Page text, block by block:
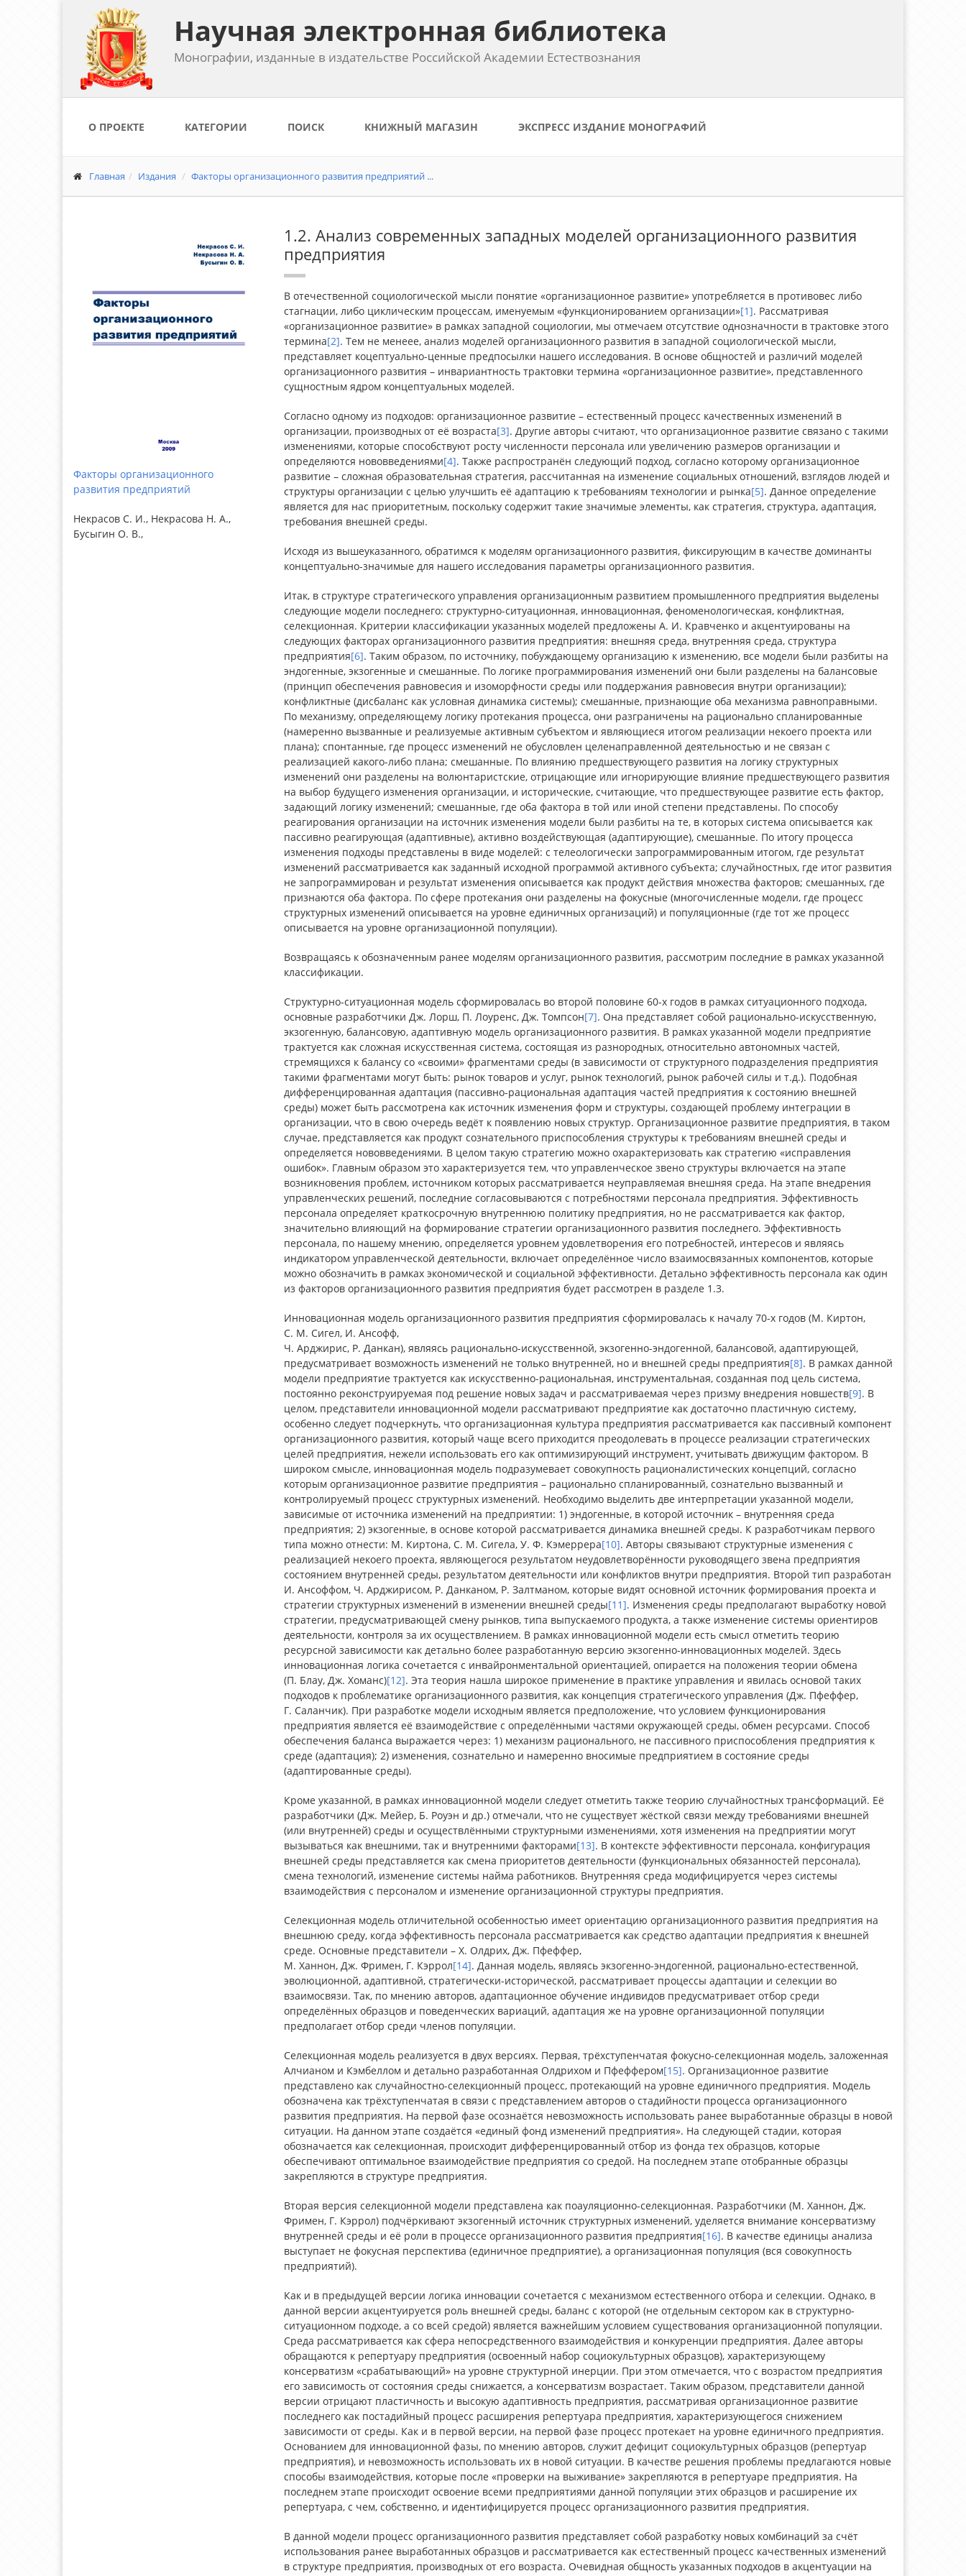
Научная электронная библиотека
Монографии, изданные в издательстве Российской Академии Естествознания
О ПРОЕКТЕ КАТЕГОРИИ ПОИСК КНИЖНЫЙ МАГАЗИН ЭКСПРЕСС ИЗДАНИЕ МОНОГРАФИЙ
Главная Издания Факторы организационного развития предприятий ...
Факторы организационного
развития предприятий
Некрасов С. И., Некрасова Н. А.,
Бусыгин О. В.,
1.2. Анализ современных западных моделей организационного развития
предприятия
В отечественной социологической мысли понятие «организационное развитие» употребляется в противовес либо
стагнации, либо циклическим процессам, именуемым «функционированием организации»[1]. Рассматривая
«организационное развитие» в рамках западной социологии, мы отмечаем отсутствие однозначности в трактовке этого
термина[2]. Тем не менеее, анализ моделей организационного развития в западной социологической мысли,
представляет коцептуально-ценные предпосылки нашего исследования. В основе общностей и различий моделей
организационного развития – инвариантность трактовки термина «организационное развитие», представленного
сущностным ядром концептуальных моделей.
Согласно одному из подходов: организационное развитие – естественный процесс качественных изменений в
организации, производных от её возраста[3]. Другие авторы считают, что организационное развитие связано с такими
изменениями, которые способствуют росту численности персонала или увеличению размеров организации и
определяются нововведениями[4]. Также распространён следующий подход, согласно которому организационное
развитие – сложная образовательная стратегия, рассчитанная на изменение социальных отношений, взглядов людей и
структуры организации с целью улучшить её адаптацию к требованиям технологии и рынка[5]. Данное определение
является для нас приоритетным, поскольку содержит такие значимые элементы, как стратегия, структура, адаптация,
требования внешней среды.
Исходя из вышеуказанного, обратимся к моделям организационного развития, фиксирующим в качестве доминанты
концептуально-значимые для нашего исследования параметры организационного развития.
Итак, в структуре стратегического управления организационным развитием промышленного предприятия выделены
следующие модели последнего: структурно-ситуационная, инновационная, феноменологическая, конфликтная,
селекционная. Критерии классификации указанных моделей предложены А. И. Кравченко и акцентуированы на
следующих факторах организационного развития предприятия: внешняя среда, внутренняя среда, структура
предприятия[6]. Таким образом, по источнику, побуждающему организацию к изменению, все модели были разбиты на
эндогенные, экзогенные и смешанные. По логике программирования изменений они были разделены на балансовые
(принцип обеспечения равновесия и изоморфности среды или поддержания равновесия внутри организации);
конфликтные (дисбаланс как условная динамика системы); смешанные, признающие оба механизма равноправными.
По механизму, определяющему логику протекания процесса, они разграничены на рационально спланированные
(намеренно вызванные и реализуемые активным субъектом и являющиеся итогом реализации некоего проекта или
плана); спонтанные, где процесс изменений не обусловлен целенаправленной деятельностью и не связан с
реализацией какого-либо плана; смешанные. По влиянию предшествующего развития на логику структурных
изменений они разделены на волюнтаристские, отрицающие или игнорирующие влияние предшествующего развития
на выбор будущего изменения организации, и исторические, считающие, что предшествующее развитие есть фактор,
задающий логику изменений; смешанные, где оба фактора в той или иной степени представлены. По способу
реагирования организации на источник изменения модели были разбиты на те, в которых система описывается как
пассивно реагирующая (адаптивные), активно воздействующая (адаптирующие), смешанные. По итогу процесса
изменения подходы представлены в виде моделей: с телеологически запрограммированным итогом, где результат
изменений рассматривается как заданный исходной программой активного субъекта; случайностных, где итог развития
не запрограммирован и результат изменения описывается как продукт действия множества факторов; смешанных, где
признаются оба фактора. По сфере протекания они разделены на фокусные (многочисленные модели, где процесс
структурных изменений описывается на уровне единичных организаций) и популяционные (где тот же процесс
описывается на уровне организационной популяции).
Возвращаясь к обозначенным ранее моделям организационного развития, рассмотрим последние в рамках указанной
классификации.
Структурно-ситуационная модель сформировалась во второй половине 60-х годов в рамках ситуационного подхода,
основные разработчики Дж. Лорш, П. Лоуренс, Дж. Томпсон[7]. Она представляет собой рационально-искусственную,
экзогенную, балансовую, адаптивную модель организационного развития. В рамках указанной модели предприятие
трактуется как сложная искусственная система, состоящая из разнородных, относительно автономных частей,
стремящихся к балансу со «своими» фрагментами среды (в зависимости от структурного подразделения предприятия
такими фрагментами могут быть: рынок товаров и услуг, рынок технологий, рынок рабочей силы и т.д.). Подобная
дифференцированная адаптация (пассивно-рациональная адаптация частей предприятия к состоянию внешней
среды) может быть рассмотрена как источник изменения форм и структуры, создающей проблему интеграции в
организации, что в свою очередь ведёт к появлению новых структур. Организационное развитие предприятия, в таком
случае, представляется как продукт сознательного приспособления структуры к требованиям внешней среды и
определяется нововведениями. В целом такую стратегию можно охарактеризовать как стратегию «исправления
ошибок». Главным образом это характеризуется тем, что управленческое звено структуры включается на этапе
возникновения проблем, источником которых рассматривается неуправляемая внешняя среда. На этапе внедрения
управленческих решений, последние согласовываются с потребностями персонала предприятия. Эффективность
персонала определяет краткосрочную внутреннюю политику предприятия, но не рассматривается как фактор,
значительно влияющий на формирование стратегии организационного развития последнего. Эффективность
персонала, по нашему мнению, определяется уровнем удовлетворения его потребностей, интересов и являясь
индикатором управленческой деятельности, включает определённое число взаимосвязанных компонентов, которые
можно обозначить в рамках экономической и социальной эффективности. Детально эффективность персонала как один
из факторов организационного развития предприятия будет рассмотрен в разделе 1.3.
Инновационная модель организационного развития предприятия сформировалась к началу 70-х годов (М. Киртон,
С. М. Сигел, И. Ансофф,
Ч. Арджирис, Р. Данкан), являясь рационально-искусственной, экзогенно-эндогенной, балансовой, адаптирующей,
предусматривает возможность изменений не только внутренней, но и внешней среды предприятия[8]. В рамках данной
модели предприятие трактуется как искусственно-рациональная, инструментальная, созданная под цель система,
постоянно реконструируемая под решение новых задач и рассматриваемая через призму внедрения новшеств[9]. В
целом, представители инновационной модели рассматривают предприятие как достаточно пластичную систему,
особенно следует подчеркнуть, что организационная культура предприятия рассматривается как пассивный компонент
организационного развития, который чаще всего приходится преодолевать в процессе реализации стратегических
целей предприятия, нежели использовать его как оптимизирующий инструмент, учитывать движущим фактором. В
широком смысле, инновационная модель подразумевает совокупность рационалистических концепций, согласно
которым организационное развитие предприятия – рационально спланированный, сознательно вызванный и
контролируемый процесс структурных изменений. Необходимо выделить две интерпретации указанной модели,
зависимые от источника изменений на предприятии: 1) эндогенные, в которой источник – внутренняя среда
предприятия; 2) экзогенные, в основе которой рассматривается динамика внешней среды. К разработчикам первого
типа можно отнести: М. Киртона, С. М. Сигела, У. Ф. Кэмеррера[10]. Авторы связывают структурные изменения с
реализацией некоего проекта, являющегося результатом неудовлетворённости руководящего звена предприятия
состоянием внутренней среды, результатом деятельности или конфликтов внутри предприятия. Второй тип разработан
И. Ансоффом, Ч. Арджирисом, Р. Данканом, Р. Залтманом, которые видят основной источник формирования проекта и
стратегии структурных изменений в изменении внешней среды[11]. Изменения среды предполагают выработку новой
стратегии, предусматривающей смену рынков, типа выпускаемого продукта, а также изменение системы ориентиров
деятельности, контроля за их осуществлением. В рамках инновационной модели есть смысл отметить теорию
ресурсной зависимости как детально более разработанную версию экзогенно-инновационных моделей. Здесь
инновационная логика сочетается с инвайронментальной ориентацией, опирается на положения теории обмена
(П. Блау, Дж. Хоманс)[12]. Эта теория нашла широкое применение в практике управления и явилась основой таких
подходов к проблематике организационного развития, как концепция стратегического управления (Дж. Пфеффер,
Г. Саланчик). При разработке модели исходным является предположение, что условием функционирования
предприятия является её взаимодействие с определёнными частями окружающей среды, обмен ресурсами. Способ
обеспечения баланса выражается через: 1) механизм рационального, не пассивного приспособления предприятия к
среде (адаптация); 2) изменения, сознательно и намеренно вносимые предприятием в состояние среды
(адаптированные среды).
Кроме указанной, в рамках инновационной модели следует отметить также теорию случайностных трансформаций. Её
разработчики (Дж. Мейер, Б. Роуэн и др.) отмечали, что не существует жёсткой связи между требованиями внешней
(или внутренней) среды и осуществлёнными структурными изменениями, хотя изменения на предприятии могут
вызываться как внешними, так и внутренними факторами[13]. В контексте эффективности персонала, конфигурация
внешней среды представляется как смена приоритетов деятельности (функциональных обязанностей персонала),
смена технологий, изменение системы найма работников. Внутренняя среда модифицируется через системы
взаимодействия с персоналом и изменение организационной структуры предприятия.
Селекционная модель отличительной особенностью имеет ориентацию организационного развития предприятия на
внешнюю среду, когда эффективность персонала рассматривается как средство адаптации предприятия к внешней
среде. Основные представители – Х. Олдрих, Дж. Пфеффер,
М. Ханнон, Дж. Фримен, Г. Кэррол[14]. Данная модель, являясь экзогенно-эндогенной, рационально-естественной,
эволюционной, адаптивной, стратегически-исторической, рассматривает процессы адаптации и селекции во
взаимосвязи. Так, по мнению авторов, адаптационное обучение индивидов предусматривает отбор среди
определённых образцов и поведенческих вариаций, адаптация же на уровне организационной популяции
предполагает отбор среди членов популяции.
Селекционная модель реализуется в двух версиях. Первая, трёхступенчатая фокусно-селекционная модель, заложенная
Алчианом и Кэмбеллом и детально разработанная Олдрихом и Пфеффером[15]. Организационное развитие
представлено как случайностно-селекционный процесс, протекающий на уровне единичного предприятия. Модель
обозначена как трёхступенчатая в связи с представлением авторов о стадийности процесса организационного
развития предприятия. На первой фазе осознаётся невозможность использовать ранее выработанные образцы в новой
ситуации. На данном этапе создаётся «единый фонд изменений предприятия». На следующей стадии, которая
обозначается как селекционная, происходит дифференцированный отбор из фонда тех образцов, которые
обеспечивают оптимальное взаимодействие предприятия со средой. На последнем этапе отобранные образцы
закрепляются в структуре предприятия.
Вторая версия селекционной модели представлена как поауляционно-селекционная. Разработчики (М. Ханнон, Дж.
Фримен, Г. Кэррол) подчёркивают экзогенный источник структурных изменений, уделяется внимание консерватизму
внутренней среды и её роли в процессе организационного развития предприятия[16]. В качестве единицы анализа
выступает не фокусная перспектива (единичное предприятие), а организационная популяция (вся совокупность
предприятий).
Как и в предыдущей версии логика инновации сочетается с механизмом естественного отбора и селекции. Однако, в
данной версии акцентуируется роль внешней среды, баланс с которой (не отдельным сектором как в структурно-
ситуационном подходе, а со всей средой) является важнейшим условием существования организационной популяции.
Среда рассматривается как сфера непосредственного взаимодействия и конкуренции предприятия. Далее авторы
обращаются к репертуару предприятия (освоенный набор социокультурных образцов), характеризующему
консерватизм «срабатывающий» на уровне структурной инерции. При этом отмечается, что с возрастом предприятия
его зависимость от состояния среды снижается, а консерватизм возрастает. Таким образом, представители данной
версии отрицают пластичность и высокую адаптивность предприятия, рассматривая организационное развитие
последнего как постадийный процесс расширения репертуара предприятия, характеризующегося снижением
зависимости от среды. Как и в первой версии, на первой фазе процесс протекает на уровне единичного предприятия.
Основанием для инновационной фазы, по мнению авторов, служит дефицит социокультурных образцов (репертуар
предприятия), и невозможность использовать их в новой ситуации. В качестве решения проблемы предлагаются новые
способы взаимодействия, которые после «проверки на выживание» закрепляются в репертуаре предприятия. На
последнем этапе происходит освоение всеми предприятиями данной популяции этих образцов и расширение их
репертуара, с чем, собственно, и идентифицируется процесс организационного развития предприятия.
В данной модели процесс организационного развития представляет собой разработку новых комбинаций за счёт
использования ранее выработанных образцов и рассматривается как естественный процесс качественных изменений
в структуре предприятия, производных от его возраста. Очевидная общность указанных подходов в акцентуации на